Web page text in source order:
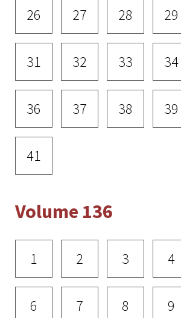
26 27 28 29
31 32 33 34
36 37 38 39
41
Volume 136
1 2 3 4
6 7 8 9